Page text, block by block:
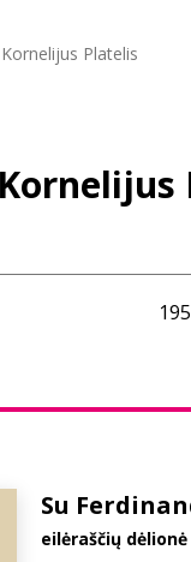
Kornelijus Platelis
Su
eilėraščių dėlionė